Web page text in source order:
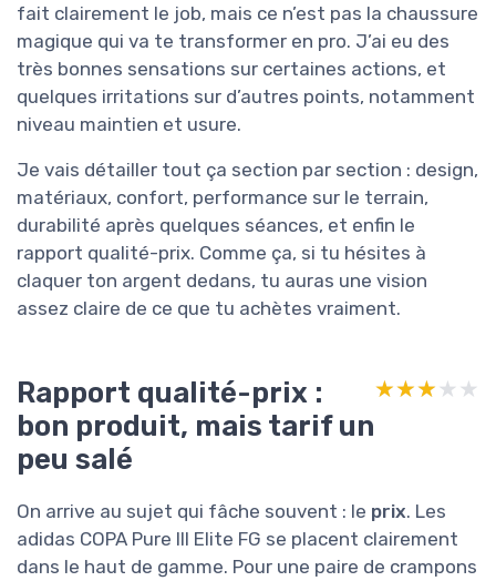
fait clairement le job, mais ce n’est pas la chaussure
magique qui va te transformer en pro. J’ai eu des
très bonnes sensations sur certaines actions, et
quelques irritations sur d’autres points, notamment
niveau maintien et usure.
Je vais détailler tout ça section par section : design,
matériaux, confort, performance sur le terrain,
durabilité après quelques séances, et enfin le
rapport qualité-prix. Comme ça, si tu hésites à
claquer ton argent dedans, tu auras une vision
assez claire de ce que tu achètes vraiment.
Rapport qualité-prix :
bon produit, mais tarif un
peu salé
★★★★★
★★★★★
On arrive au sujet qui fâche souvent : le prix. Les
adidas COPA Pure III Elite FG se placent clairement
dans le haut de gamme. Pour une paire de crampons